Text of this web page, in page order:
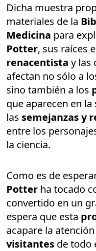
Dicha muestra
materiales de la
Medicina para
Potter, sus raíces
renacentistay las
afectan no sólo a
sino también a los
que aparecen en
las semejanzas y
entre los
la ciencia.
Como es de
Potter ha tocado
convertido en un
espera que esta
acapare la
visitantes de todo